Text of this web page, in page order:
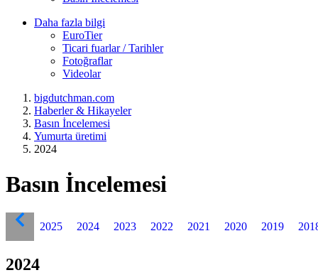
Daha fazla bilgi
EuroTier
Ticari fuarlar / Tarihler
Fotoğraflar
Videolar
bigdutchman.com
Haberler & Hikayeler
Basın İncelemesi
Yumurta üretimi
2024
Basın İncelemesi
2025 2024 2023 2022 2021 2020 2019
2024